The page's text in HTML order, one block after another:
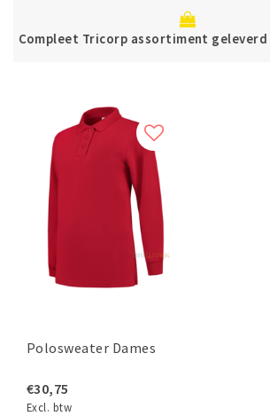
geleverd door Uniwork
Polosweater Dames
€30,75
Excl. btw